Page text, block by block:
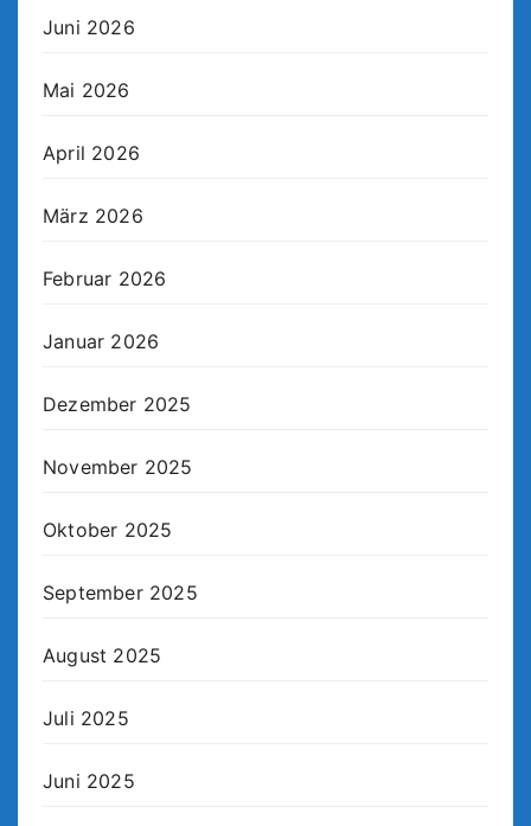
Juni 2026
Mai 2026
April 2026
März 2026
Februar 2026
Januar 2026
Dezember 2025
November 2025
Oktober 2025
September 2025
August 2025
Juli 2025
Juni 2025